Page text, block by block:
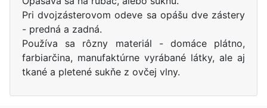
Pri dvojzásterovom odeve sa opášu dve zástery
- predná a zadná.
Používa sa rôzny materiál - domáce plátno,
farbiarčina, manufaktúrne vyrábané látky, ale aj
tkané a pletené sukňe z ovčej vlny.